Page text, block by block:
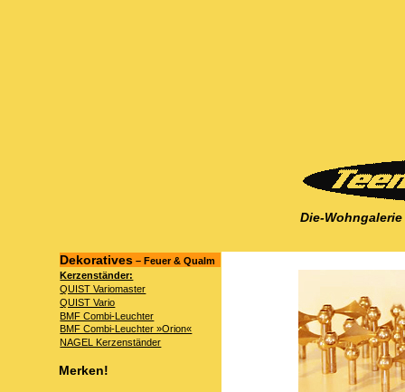
Die-
Dekoratives – Feuer & Qualm
Kerzenständer:
QUIST Variomaster
QUIST Vario
BMF Combi-Leuchter
BMF Combi-Leuchter »Orion«
NAGEL Kerzenständer
Merken!